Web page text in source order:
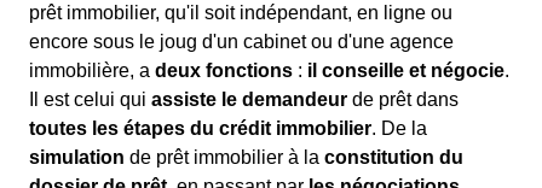
prêt immobilier, qu'il soit indépendant, en ligne ou
encore sous le joug d'un cabinet ou d'une agence
immobilière, a deux fonctions : il conseille et négocie.
Il est celui qui assiste le demandeur de prêt dans
toutes les étapes du crédit immobilier. De la
simulation de prêt immobilier à la constitution du